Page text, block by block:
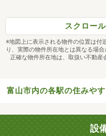
スクロー
※地図上に表示される物件の位置は付
り、実際の物件所在地とは異なる場合
正確な物件所在地は、取扱い不動産
富山市内の各駅の住みやす
設